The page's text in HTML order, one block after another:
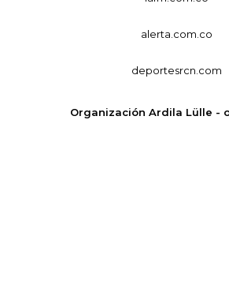
alerta.com.co
deportesrcn.com
Organización Ardila Lülle -